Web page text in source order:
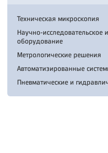
Техническая микроскопия
Научно-исследовательское
оборудование
Метрологические решения
Автоматизированные
Пневматические и